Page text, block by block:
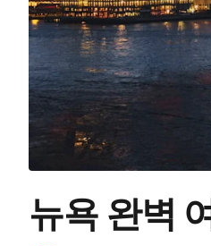
뉴욕 완벽